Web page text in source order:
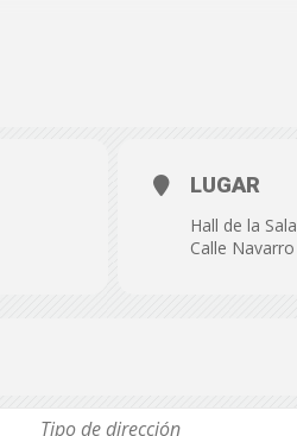
Rodrigo, nº 17, Almería
LUGAR
Hall de la
Calle